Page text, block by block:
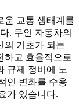
운 교통 생태계를
. 무인 자동차의
의 기초가 되는
하고 효율적으로
규제 정비에 노
인 변화를 수용
가 있습니다.